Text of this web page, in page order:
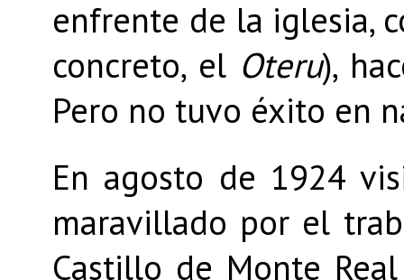
enfrente de la iglesia,
concreto, el Oteru),
Pero no tuvo éxito en
En agosto de 1924
maravillado por el
Castillo de Monte